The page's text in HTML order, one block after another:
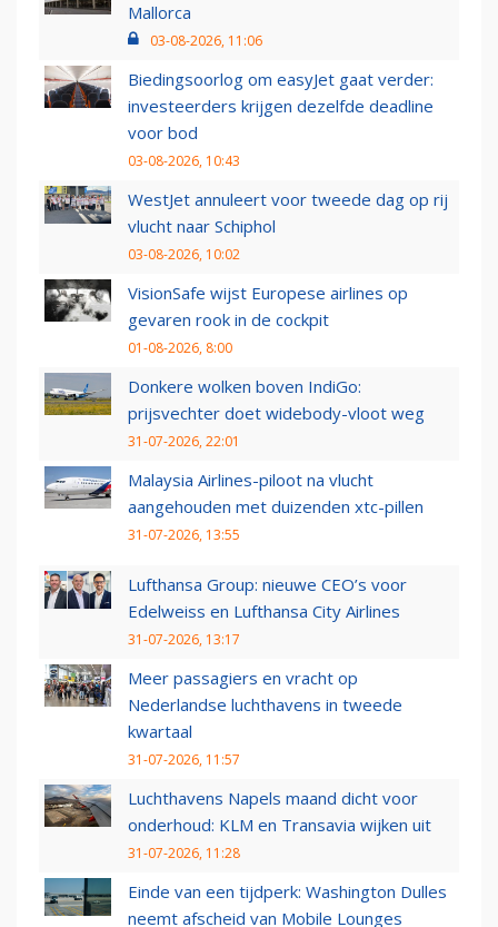
Mallorca
03-08-2026, 11:06
Biedingsoorlog om easyJet gaat verder:
investeerders krijgen dezelfde deadline
voor bod
03-08-2026, 10:43
WestJet annuleert voor tweede dag op rij
vlucht naar Schiphol
03-08-2026, 10:02
VisionSafe wijst Europese airlines op
gevaren rook in de cockpit
01-08-2026, 8:00
Donkere wolken boven IndiGo:
prijsvechter doet widebody-vloot weg
31-07-2026, 22:01
Malaysia Airlines-piloot na vlucht
aangehouden met duizenden xtc-pillen
31-07-2026, 13:55
Lufthansa Group: nieuwe CEO’s voor
Edelweiss en Lufthansa City Airlines
31-07-2026, 13:17
Meer passagiers en vracht op
Nederlandse luchthavens in tweede
kwartaal
31-07-2026, 11:57
Luchthavens Napels maand dicht voor
onderhoud: KLM en Transavia wijken uit
31-07-2026, 11:28
Einde van een tijdperk: Washington Dulles
neemt afscheid van Mobile Lounges